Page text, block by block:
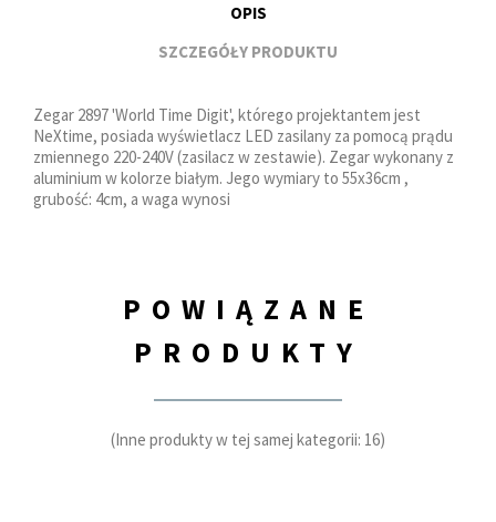
OPIS
SZCZEGÓŁY PRODUKTU
Zegar 2897 'World Time Digit', którego projektantem jest
NeXtime, posiada wyświetlacz LED zasilany za pomocą prądu
zmiennego 220-240V (zasilacz w zestawie). Zegar wykonany z
aluminium w kolorze białym. Jego wymiary to 55x36cm ,
grubość: 4cm, a waga wynosi
POWIĄZANE
PRODUKTY
(Inne produkty w tej samej kategorii: 16)